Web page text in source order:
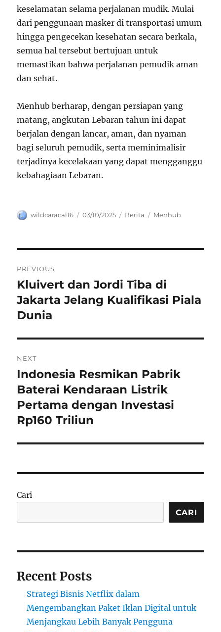
keselamatan selama perjalanan mudik. Mulai
dari penggunaan masker di transportasi umum
hingga pengecekan kesehatan secara berkala,
semua hal tersebut bertujuan untuk
memastikan bahwa perjalanan pemudik aman
dan sehat.
Menhub berharap, dengan persiapan yang
matang, angkutan Lebaran tahun ini dapat
berjalan dengan lancar, aman, dan nyaman
bagi seluruh pemudik, serta meminimalisir
terjadinya kecelakaan yang dapat mengganggu
kebahagiaan Lebaran.
Author
wildcaracal16
Posted
03/10/2025 Categories
Berita Tags
Menhub
pos
PREVIOUS
Previous
post:
Kluivert dan Jordi Tiba di
Jakarta Jelang Kualifikasi Piala
Dunia
NEXT
Next
post:
Indonesia Resmikan Pabrik
Baterai Kendaraan Listrik
Pertama dengan Investasi
Rp160 Triliun
Cari
CARI
Recent Posts
Strategi Bisnis Netflix dalam
Mengembangkan Paket Iklan Digital untuk
Menjangkau Lebih Banyak Pengguna